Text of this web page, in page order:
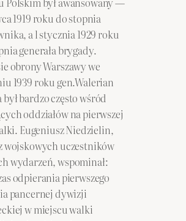
1919 roku do stopnia
a l stycznia 1929 roku
generała brygady.
obrony Warszawy we
1939 roku gen.Walerian
był bardzo często wśród
oddziałów na pierwszej
Eugeniusz Niedzielin,
wojskowych uczestników
wydarzeń, wspominał:
odpierania pierwszego
pancernej dywizji
w miejscu walki